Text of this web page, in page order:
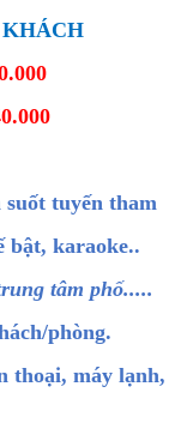
tuyến tham
bật, karaoke..
tâm phố.....
phòng.
thoại, máy lạnh,